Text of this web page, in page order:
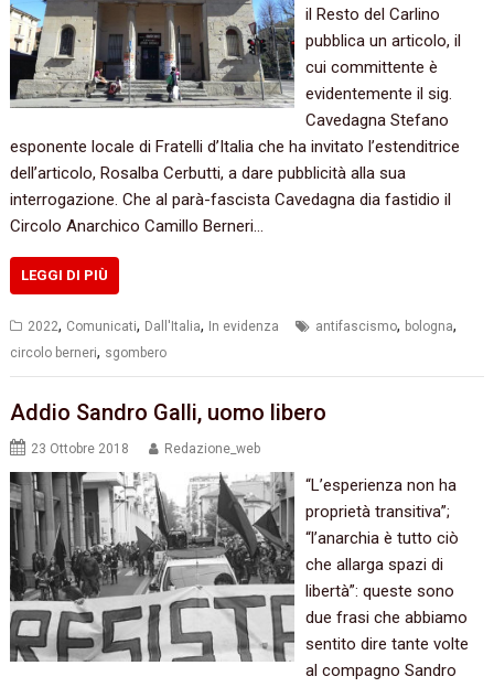
il Resto del Carlino
pubblica un articolo, il
cui committente è
evidentemente il sig.
Cavedagna Stefano
esponente locale di Fratelli d’Italia che ha invitato l’estenditrice
dell’articolo, Rosalba Cerbutti, a dare pubblicità alla sua
interrogazione. Che al parà-fascista Cavedagna dia fastidio il
Circolo Anarchico Camillo Berneri…
LEGGI DI PIÙ
2022, Comunicati, Dall'Italia, In evidenza antifascismo, bologna,
circolo berneri, sgombero
Addio Sandro Galli, uomo libero
23 Ottobre 2018 Redazione_web
“L’esperienza non ha
proprietà transitiva”;
“l’anarchia è tutto ciò
che allarga spazi di
libertà”: queste sono
due frasi che abbiamo
sentito dire tante volte
al compagno Sandro